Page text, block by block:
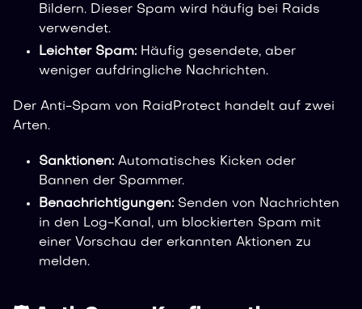
Bildern. Dieser Spam wird häufig bei Raids
verwendet.
Leichter Spam: Häufig gesendete, aber
weniger aufdringliche Nachrichten.
Der Anti-Spam von RaidProtect handelt auf zwei
Arten.
Sanktionen: Automatisches Kicken oder
Bannen der Spammer.
Benachrichtigungen: Senden von Nachrichten
in den Log-Kanal, um blockierten Spam mit
einer Vorschau der erkannten Aktionen zu
melden.